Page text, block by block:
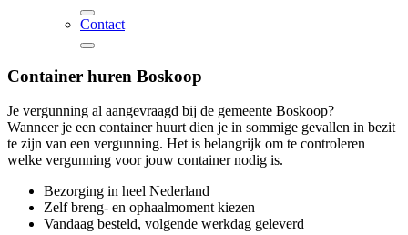
Contact
Container huren Boskoop
Je vergunning al aangevraagd bij de gemeente Boskoop?
Wanneer je een container huurt dien je in sommige gevallen in bezit
te zijn van een vergunning. Het is belangrijk om te controleren
welke vergunning voor jouw container nodig is.
Bezorging in heel Nederland
Zelf breng- en ophaalmoment kiezen
Vandaag besteld, volgende werkdag geleverd